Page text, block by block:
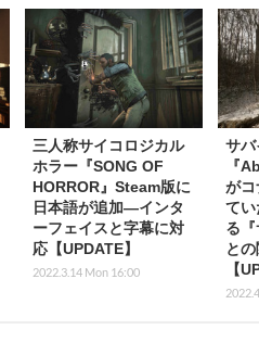
三人称サイコロジカル
ホラー『SONG OF
HORROR』Steam版に
日本語が追加―インタ
ーフェイスと字幕に対
応【UPDATE】
2022.3.14 Mon 16:00
サバ
『
がコ
て
る『
と
【